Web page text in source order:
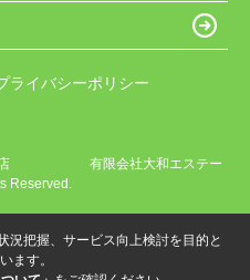
ライバシーポリシー
鳳店 有限会社大和エステー
Reserved.
況把握、サービス向上検討を目的と
ます。